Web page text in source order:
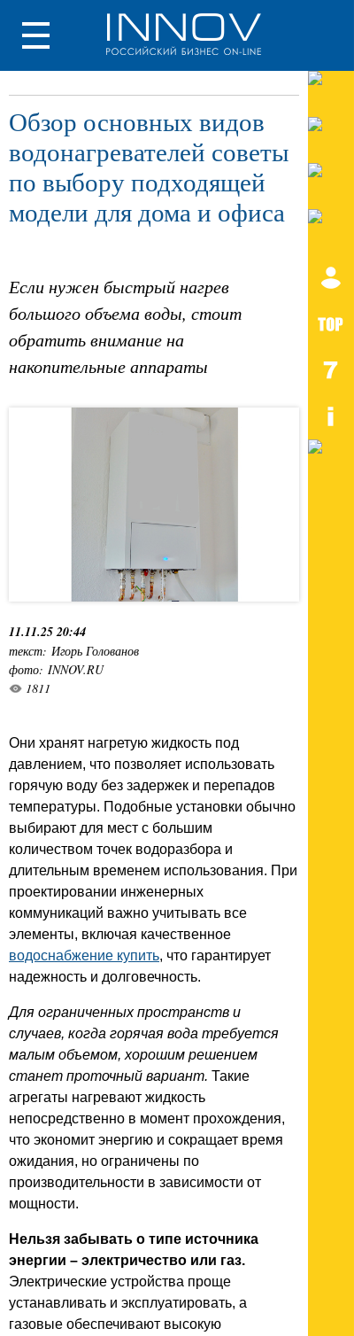
Обзор основных видов
водонагревателей советы
по выбору подходящей
модели для дома и офиса
Если нужен быстрый нагрев
большого объема воды, стоит
обратить внимание на
накопительные аппараты
11.11.25 20:44
текст: Игорь Голованов
фото: INNOV.RU
1811
Они хранят нагретую жидкость под
давлением, что позволяет использовать
горячую воду без задержек и перепадов
температуры. Подобные установки обычно
выбирают для мест с большим
количеством точек водоразбора и
длительным временем использования. При
проектировании инженерных
коммуникаций важно учитывать все
элементы, включая качественное
водоснабжение купить, что гарантирует
надежность и долговечность.
Для ограниченных пространств и
случаев, когда горячая вода требуется
малым объемом, хорошим решением
станет проточный вариант. Такие
агрегаты нагревают жидкость
непосредственно в момент прохождения,
что экономит энергию и сокращает время
ожидания, но ограничены по
производительности в зависимости от
мощности.
Нельзя забывать о типе источника
энергии – электричество или газ.
Электрические устройства проще
устанавливать и эксплуатировать, а
газовые обеспечивают высокую